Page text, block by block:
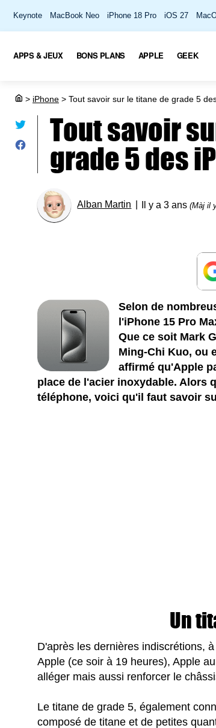
Keynote MacBook Neo iPhone 18 Pro iOS 27
APPS & JEUX BONS PLANS APPLE GEEK
> iPhone > Tout savoir sur le titane de grade 5
Tout savoir
grade 5 des
Alban Martin Il y a 3 ans(Màj il
Selon de
l'iPhone 15 Pro
Que ce soit Mark
Ming-Chi Kuo, ou
affirmé qu'Apple
place de l'acier inoxydable. Alors
téléphone, voici qu'il faut savoir
Un
D'après les dernières indiscrétions,
Apple (ce soir à 19 heures), Apple
alléger mais aussi renforcer le
Le titane de grade 5, également
composé de titane et de petites